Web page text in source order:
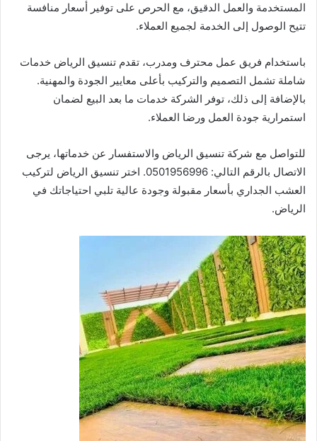
المستخدمة والعمل الدقيق، مع الحرص على توفير أسعار منافسة
تتيح الوصول إلى الخدمة لجميع العملاء.
باستخدام فريق عمل محترف ومدرب، تقدم تنسيق الرياض خدمات
شاملة تشمل التصميم والتركيب بأعلى معايير الجودة والمهنية.
بالإضافة إلى ذلك، توفر الشركة خدمات ما بعد البيع لضمان
استمرارية جودة العمل ورضا العملاء.
للتواصل مع شركة تنسيق الرياض والاستفسار عن خدماتها، يرجى
الاتصال بالرقم التالي: 0501956996. اختر تنسيق الرياض لتركيب
العشب الجداري بأسعار مقبولة وجودة عالية تلبي احتياجاتك في
الرياض.